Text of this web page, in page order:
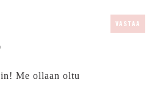
VASTAA
Me ollaan oltu